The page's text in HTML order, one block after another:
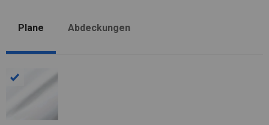
Plane Abdeckungen